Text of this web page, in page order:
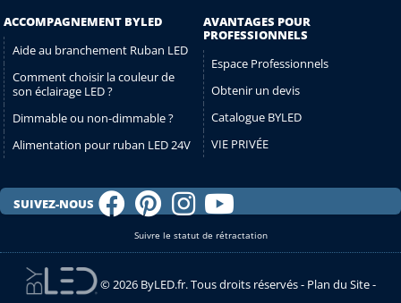
ACCOMPAGNEMENT BYLED
Aide au branchement Ruban LED
Comment choisir la couleur de
son éclairage LED ?
Dimmable ou non-dimmable ?
Alimentation pour ruban LED 24V
AVANTAGES POUR
PROFESSIONNELS
Espace Professionnels
Obtenir un devis
Catalogue BYLED
VIE PRIVÉE
SUIVEZ-NOUS
Suivre le statut de rétractation
© 2026 ByLED.fr. Tous droits réservés - Plan du Site-